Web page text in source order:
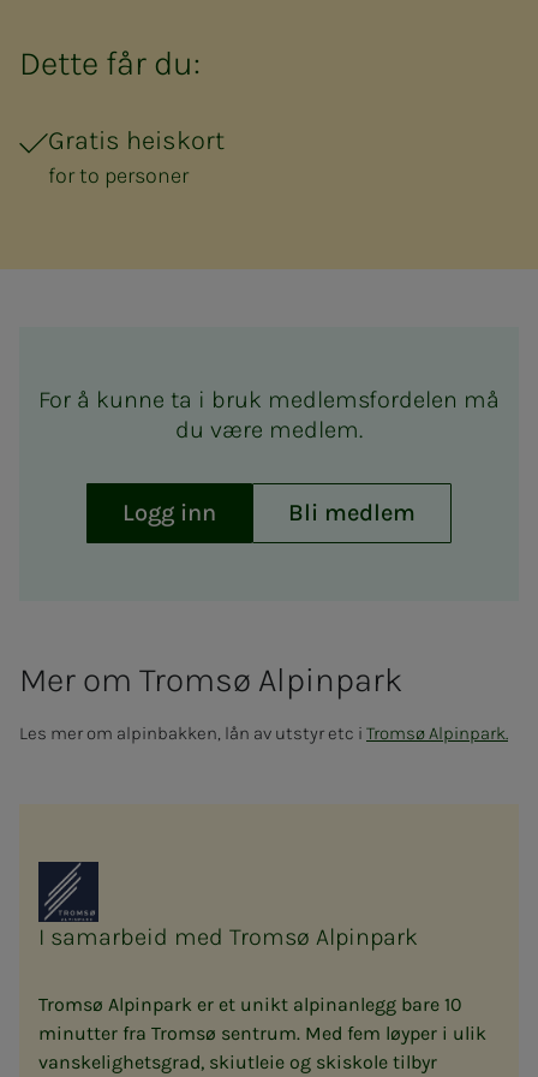
Dette får du:
Gratis heiskort
for to personer
For å kunne ta i bruk medlemsfordelen må
du være medlem.
Logg inn Bli medlem
Mer om Tromsø Al­pin­­­park
Les mer om alpinbakken, lån av utstyr etc i Tromsø Alpinpark.
I samarbeid med Tromsø Alpinpark
Tromsø Alpinpark er et unikt alpinanlegg bare 10
minutter fra Tromsø sentrum. Med fem løyper i ulik
vanskelighetsgrad, skiutleie og skiskole tilbyr